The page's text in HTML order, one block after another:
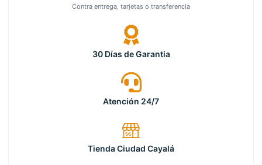
Contra entrega, tarjetas o transferencia
30 Días de Garantia
Atención 24/7
Tienda Ciudad Cayalá